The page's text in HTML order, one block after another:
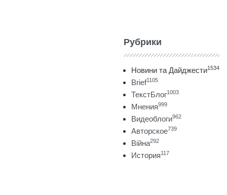
Рубрики
Новини та Дайджести1534
Brief1105
ТекстБлог1003
Мнения999
Видеоблоги962
Авторское739
Війна292
История117